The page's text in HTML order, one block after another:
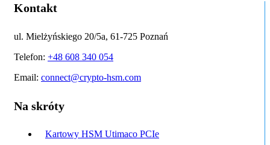
Kontakt
ul. Mielżyńskiego 20/5a, 61-725 Poznań
Telefon: +48 608 340 054
Email: connect@crypto-hsm.com
Na skróty
Kartowy HSM Utimaco PCIe